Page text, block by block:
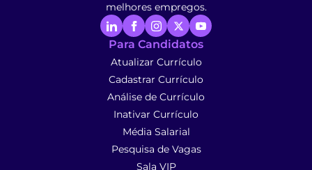
melhores empregos.
Para Candidatos
Atualizar Currículo
Cadastrar Currículo
Análise de Currículo
Inativar Currículo
Média Salarial
Pesquisa de Vagas
Sala VIP